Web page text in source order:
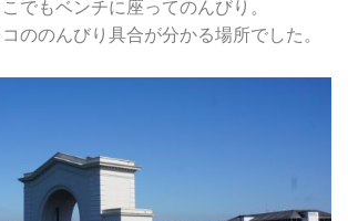
でもベンチに座ってのんびり。
ののんびり具合が分かる場所でした。